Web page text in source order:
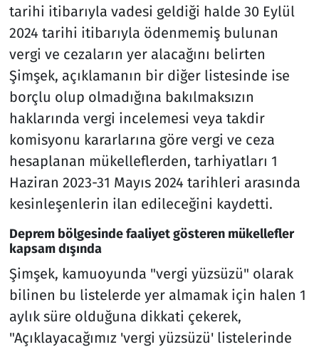
tarihi itibarıyla vadesi geldiği halde 30 Eylül
2024 tarihi itibarıyla ödenmemiş bulunan
vergi ve cezaların yer alacağını belirten
Şimşek, açıklamanın bir diğer listesinde ise
borçlu olup olmadığına bakılmaksızın
haklarında vergi incelemesi veya takdir
komisyonu kararlarına göre vergi ve ceza
hesaplanan mükelleflerden, tarhiyatları 1
Haziran 2023-31 Mayıs 2024 tarihleri arasında
kesinleşenlerin ilan edileceğini kaydetti.
Deprem bölgesinde faaliyet gösteren mükellefler
kapsam dışında
Şimşek, kamuoyunda "vergi yüzsüzü" olarak
bilinen bu listelerde yer almamak için halen 1
aylık süre olduğuna dikkati çekerek,
"Açıklayacağımız 'vergi yüzsüzü' listelerinde